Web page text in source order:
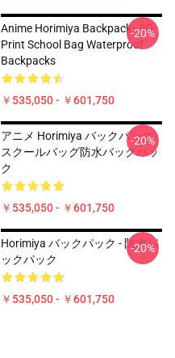
Anime Horimiya Backpack - 3D
Print School Bag Waterproof
Backpacks
￥535,050 - ￥601,750
-20%
アニメ Horimiya バックパック -
スクールバッグ防水バックパッ
ク
￥535,050 - ￥601,750
-20%
Horimiya バックパック - 防水バ
ックパック
￥535,050 - ￥601,750
-20%